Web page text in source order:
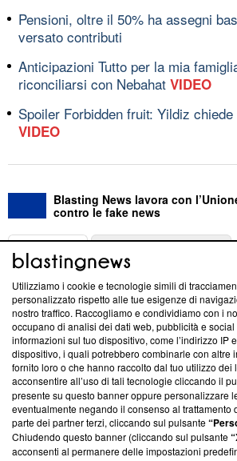
Pensioni, oltre il 50% ha assegni
versato contributi
Anticipazioni Tutto per la mia
riconciliarsi con Nebahat VIDEO
Spoiler Forbidden fruit: Yildiz
VIDEO
Blasting News lavora con
contro le fake news
ABOUT
Questa sezione offre informazioni
News, sui nostri processi editoriali e su
creare news di qualità. Inoltre, afferma la
‘Trust Project - News with Integrity’
ancora membro del programma, ma ha
parte; Trust Project non ha ancora
conformità agli standard.
Su di noi
Team editoriale
Utilizziamo i cookie e tecnologie simili di
personalizzato rispetto alle tue esigenze di
nostro traffico. Raccogliamo e condividiamo con i
occupano di analisi dei dati web, pubblicità e
informazioni sul tuo dispositivo, come l’indirizzo IP
dispositivo, i quali potrebbero combinarle con altre
fornito loro o che hanno raccolto dal tuo utilizzo dei
acconsentire all’uso di tali tecnologie cliccando il
presente su questo banner oppure personalizzare
eventualmente negando il consenso al trattamento
parte dei partner terzi, cliccando sul pulsante
Chiudendo questo banner (cliccando sul pulsante
acconsenti al permanere delle impostazioni